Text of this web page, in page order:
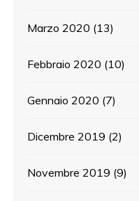
Marzo 2020 (13)
Febbraio 2020 (10)
Gennaio 2020 (7)
Dicembre 2019 (2)
Novembre 2019 (9)